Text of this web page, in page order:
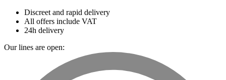
Discreet and rapid delivery
All offers include VAT
24h delivery
Our lines are open: